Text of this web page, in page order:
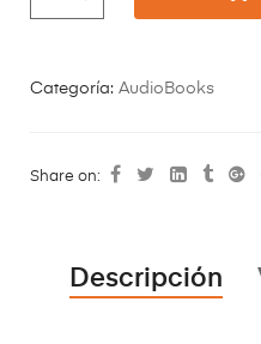
Categoría: AudioBooks
Share on:
Descripción